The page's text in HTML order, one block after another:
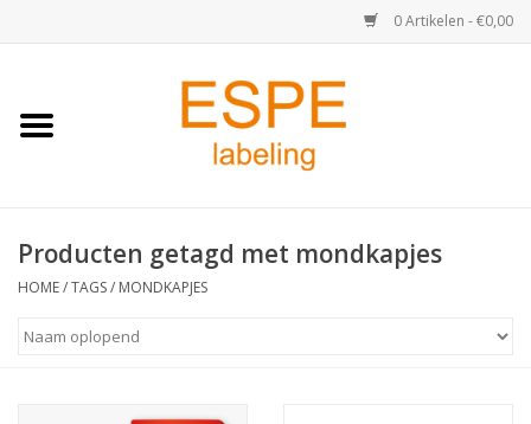
0 Artikelen - €0,00
Home
Retail
Producten getagd met mondkapjes
HOME/TAGS/ MONDKAPJES